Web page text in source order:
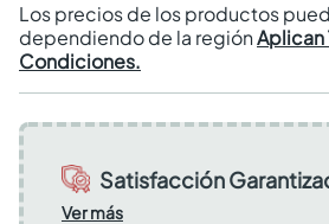
Los precios de los productos
dependiendo de la regiónAplican
Condiciones.
Satisfacción
Ver más